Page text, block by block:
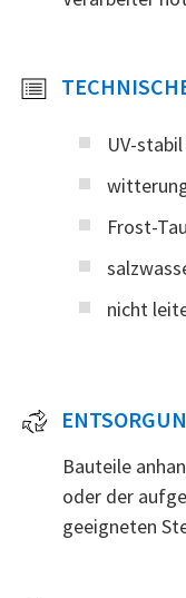
UV-stabil
Frost-
nicht
Bauteile
oder der
geeigneten